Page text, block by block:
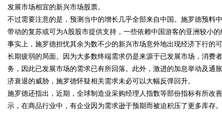
uz
!
发展市场相宜的新兴市场股票。
不过需要注意的是，预测当中的增长几乎全部来自中国。施罗德预料
带动的复苏或可为A股股市提供支持，一些依赖中国游客的亚洲较小
事实上，施罗德担忧其余为数不少的新兴市场意外地出现经济下行的
长期疲弱的局面。因为大多数终端需求仍是来源于已发展市场，消费
务，因此已发展市场的需求已有所回落。此外，激进的加息举动及通
济衰退的威胁，施罗德怀疑相关需求未必可以大幅反弹回升。
施罗德还指出，近期，全球制造业采购经理人指数等部份指标有所改
示，在商品行业中，有企业因为需求逊于预期而被迫积压了更多库存